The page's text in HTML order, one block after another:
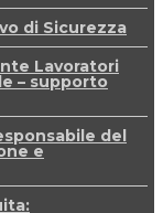
di Sicurezza
Lavoratori
– supporto
del
e